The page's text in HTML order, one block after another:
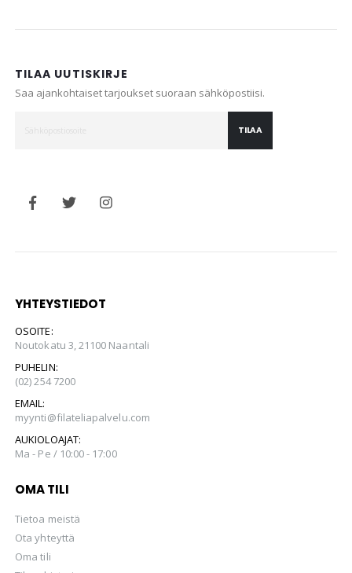
TILAA UUTISKIRJE
Saa ajankohtaiset tarjoukset suoraan sähköpostiisi.
TILAA
YHTEYSTIEDOT
OSOITE:
Noutokatu 3, 21100 Naantali
PUHELIN:
(02) 254 7200
EMAIL:
myynti@filateliapalvelu.com
AUKIOLOAJAT:
Ma - Pe / 10:00 - 17:00
OMA TILI
Tietoa meistä
Ota yhteyttä
Oma tili